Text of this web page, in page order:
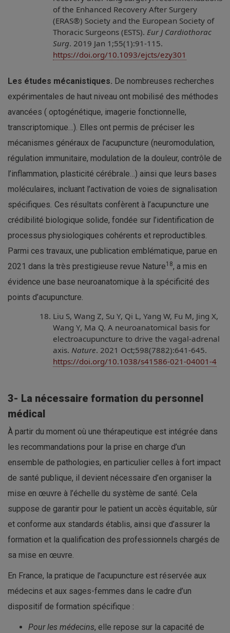
of the Enhanced Recovery After Surgery
(ERAS®) Society and the European Society of
Thoracic Surgeons (ESTS). Eur J Cardiothorac
Surg. 2019 Jan 1;55(1):91-115.
https://doi.org/10.1093/ejcts/ezy301
Les études mécanistiques. De nombreuses recherches
expérimentales de haut niveau ont mobilisé des méthodes
avancées ( optogénétique, imagerie fonctionnelle,
transcriptomique…). Elles ont permis de préciser les
mécanismes généraux de l’acupuncture (neuromodulation,
régulation immunitaire, modulation de la douleur, contrôle de
l’inflammation, plasticité cérébrale…) ainsi que leurs bases
moléculaires, incluant l’activation de voies de signalisation
spécifiques. Ces résultats confèrent à l’acupuncture une
crédibilité biologique solide, fondée sur l’identification de
processus physiologiques cohérents et reproductibles.
Parmi ces travaux, une publication emblématique, parue en
2021 dans la très prestigieuse revue Nature18, a mis en
évidence une base neuroanatomique à la spécificité des
points d’acupuncture.
Liu S, Wang Z, Su Y, Qi L, Yang W, Fu M, Jing X,
Wang Y, Ma Q. A neuroanatomical basis for
electroacupuncture to drive the vagal-adrenal
axis. Nature. 2021 Oct;598(7882):641-645.
https://doi.org/10.1038/s41586-021-04001-4
3- La nécessaire formation du personnel
médical
À partir du moment où une thérapeutique est intégrée dans
les recommandations pour la prise en charge d’un
ensemble de pathologies, en particulier celles à fort impact
de santé publique, il devient nécessaire d’en organiser la
mise en œuvre à l’échelle du système de santé. Cela
suppose de garantir pour le patient un accès équitable, sûr
et conforme aux standards établis, ainsi que d’assurer la
formation et la qualification des professionnels chargés de
sa mise en œuvre.
En France, la pratique de l’acupuncture est réservée aux
médecins et aux sages-femmes dans le cadre d’un
dispositif de formation spécifique :
Pour les médecins, elle repose sur la capacité de